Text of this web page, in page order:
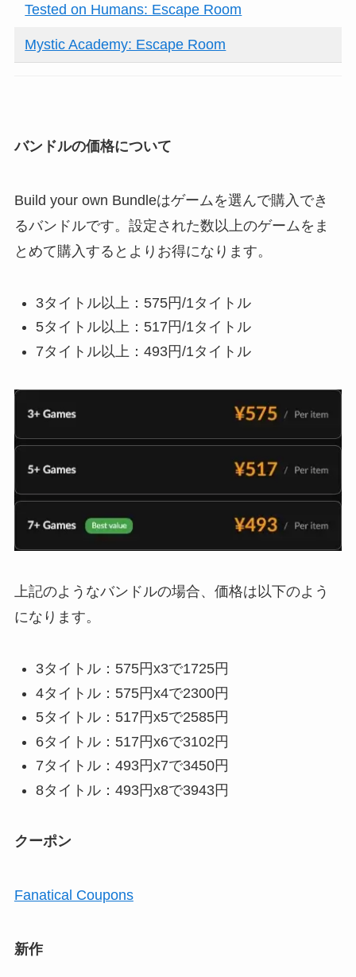
Tested on Humans: Escape Room
Mystic Academy: Escape Room
バンドルの価格について
Build your own Bundleはゲームを選んで購入でき
るバンドルです。設定された数以上のゲームをま
とめて購入するとよりお得になります。
3タイトル以上：575円/1タイトル
5タイトル以上：517円/1タイトル
7タイトル以上：493円/1タイトル
上記のようなバンドルの場合、価格は以下のよう
になります。
3タイトル：575円x3で1725円
4タイトル：575円x4で2300円
5タイトル：517円x5で2585円
6タイトル：517円x6で3102円
7タイトル：493円x7で3450円
8タイトル：493円x8で3943円
クーポン
Fanatical Coupons
新作